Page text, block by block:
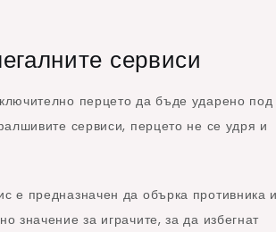
сервиси
перцето да бъде ударено под
сервиси, перцето не се удря и
е предназначен да обърка противника
значение за играчите, за да избегнат